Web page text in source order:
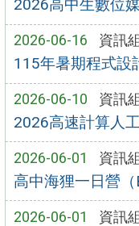
2026高中生數位
2026-06-16 資訊
115年暑期程式設
2026-06-10 資訊
2026高速計算人
2026-06-01 資訊
高中海狸一日營（
2026-06-01 資訊